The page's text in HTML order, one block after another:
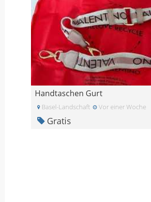
Handtaschen Gurt
Basel-Landschaft Vor einer Woche
Gratis